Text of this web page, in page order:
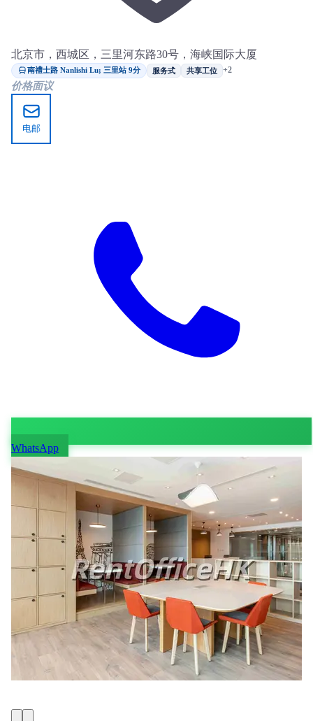
北京市，西城区，三里河东路30号，海峡国际大厦
南禮士路 Nanlishi Lu; 三里站 9分 服务式 共享工位 +2
价格面议
电邮
WhatsApp